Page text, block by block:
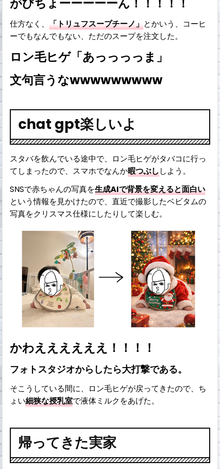
仕方なく、「トリュフスープチーノ」とかいう、コーヒ
ーでもなんでもない、ただのスープを注文した。
ロン毛ヒゲ「あっっっっま」
文句言うなwwwwwwwww
chat gpt楽しいよ
スタバを飲んでいる途中で、ロン毛ヒゲがタバコに行っ
てしまったので、スマホでなんか暇つぶししよう。
SNSで赤ちゃんの写真を生成AIで背景を変えると面白い
という情報を見かけたので、直近で撮影したベビタムの
写真をクリスマス仕様にしたりして楽しむ。
かわええええええ！！！！
フォトスタジオからしたら大打撃である。
そこうしている間に、ロン毛ヒゲが戻ってきたので、ち
ょい細狭な授乳室で液体ミルクをあげた。
帰ってきた実家